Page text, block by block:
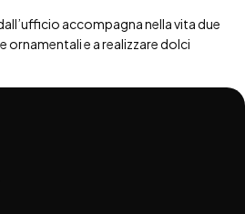
accompagna nella vita due
ornamentali e a realizzare dolci